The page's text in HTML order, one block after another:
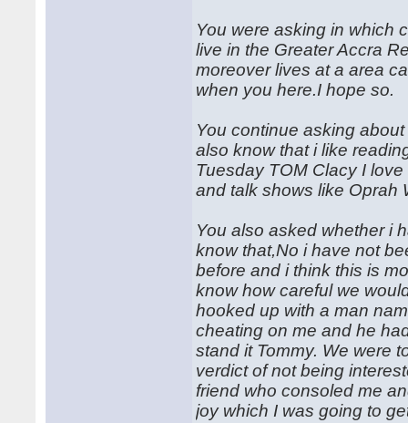
You were asking in which
live in the Greater Accra
moreover lives at a area
when you here.I hope so.
You continue asking
also know that i like
Tuesday TOM Clacy I
and talk shows like Oprah
You also asked whether i
know that,No i have not
before and i think this is
know how careful we
hooked up with a man
cheating on me and he
stand it Tommy. We were
verdict of not being
friend who consoled me
joy which I was going to